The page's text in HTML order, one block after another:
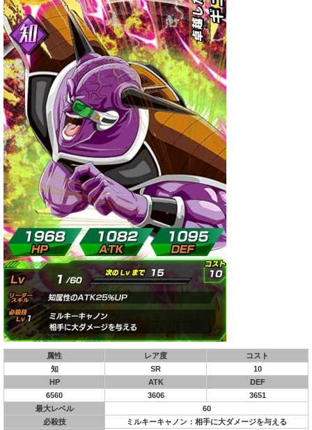
属性 レア度
コスト
知
SR
10
HP
ATK
DEF
6560
3606
3651
最大レベル
60
必殺技
ミルキーキャノン：相手に大ダメージを与える